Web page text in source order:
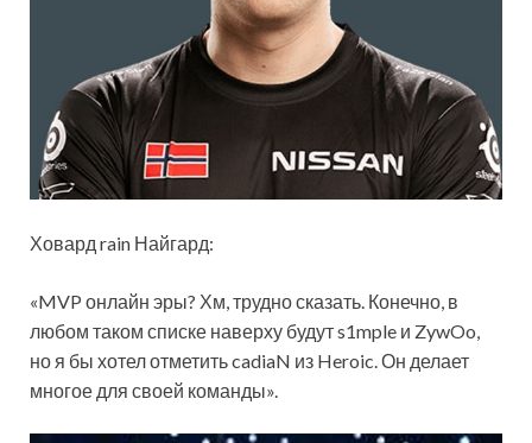
Ховард rain Найгард:
«MVP онлайн эры? Хм, трудно сказать. Конечно, в
любом таком списке наверху будут s1mple и ZywOo,
но я бы хотел отметить cadiaN из Heroic. Он делает
многое для своей команды».